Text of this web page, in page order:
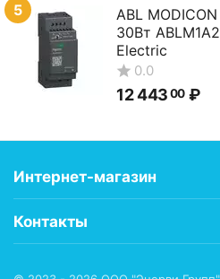
5
ABL
30Вт
Electric
0.0
12 44300 ₽
Интернет-магазин
Контакты